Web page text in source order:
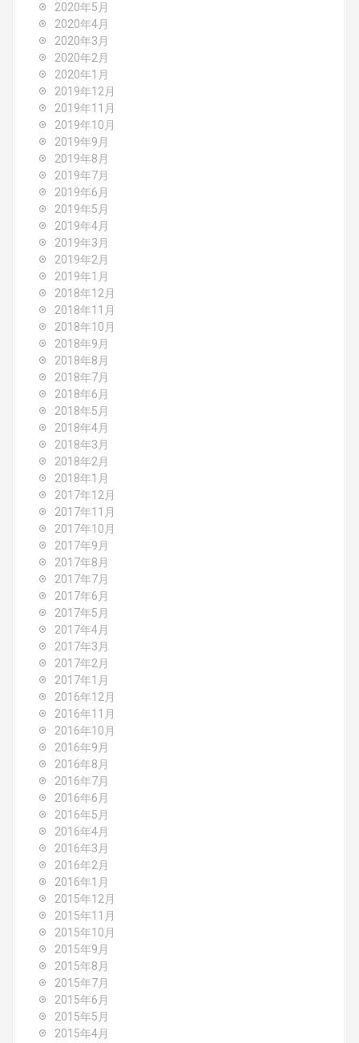
2020年5月
2020年4月
2020年3月
2020年2月
2020年1月
2019年12月
2019年11月
2019年10月
2019年9月
2019年8月
2019年7月
2019年6月
2019年5月
2019年4月
2019年3月
2019年2月
2019年1月
2018年12月
2018年11月
2018年10月
2018年9月
2018年8月
2018年7月
2018年6月
2018年5月
2018年4月
2018年3月
2018年2月
2018年1月
2017年12月
2017年11月
2017年10月
2017年9月
2017年8月
2017年7月
2017年6月
2017年5月
2017年4月
2017年3月
2017年2月
2017年1月
2016年12月
2016年11月
2016年10月
2016年9月
2016年8月
2016年7月
2016年6月
2016年5月
2016年4月
2016年3月
2016年2月
2016年1月
2015年12月
2015年11月
2015年10月
2015年9月
2015年8月
2015年7月
2015年6月
2015年5月
2015年4月